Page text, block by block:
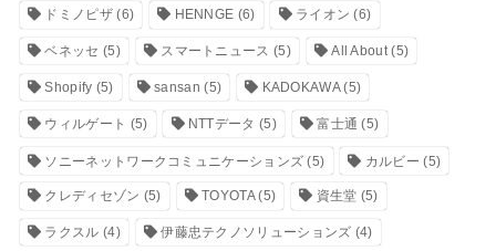
ドミノピザ(6) HENNGE (6) ライオン (6)
ベネッセ (5) スマートニュース (5) All About(5)
Shopify (5) sansan (5) KADOKAWA(5)
ウィルゲート (5) NTTデータ (5) 富士通 (5)
ソニーネットワークコミュニケーションズ (5) カルビー (5)
クレディセゾン (5) TOYOTA(5) 資生堂 (5)
ラクスル (4) 伊藤忠テクノソリューションズ (4)